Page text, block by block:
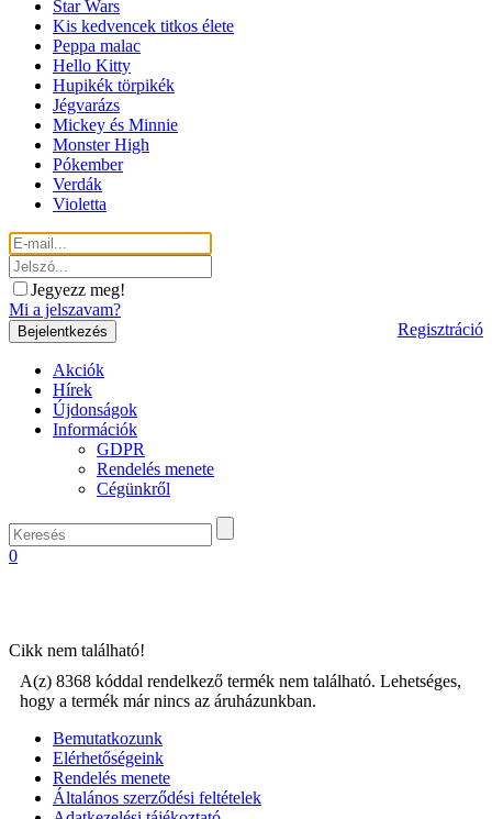
Star Wars
Kis kedvencek titkos élete
Peppa malac
Hello Kitty
Hupikék törpikék
Jégvarázs
Mickey és Minnie
Monster High
Pókember
Verdák
Violetta
Jegyezz meg!
Mi a jelszavam?
Regisztráció
Akciók
Hírek
Újdonságok
Információk
GDPR
Rendelés menete
Cégünkről
0
Cikk nem található!
A(z) 8368 kóddal rendelkező termék nem található. Lehetséges,
hogy a termék már nincs az áruházunkban.
Bemutatkozunk
Elérhetőségeink
Rendelés menete
Általános szerződési feltételek